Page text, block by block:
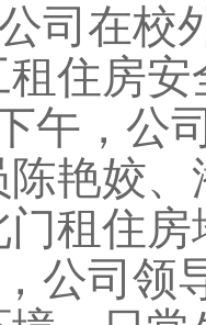
司在校
住房
午，公
艳姣
租住
公司领